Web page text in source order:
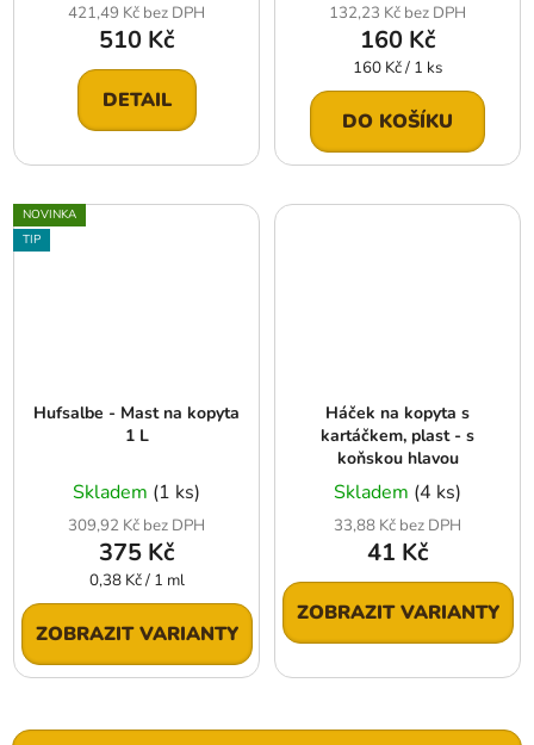
421,49 Kč bez DPH
510 Kč
DETAIL
132,23 Kč bez DPH
160 Kč
Měrná
cena:
160 Kč / 1 ks
DO KOŠÍKU
NOVINKA
TIP
Hufsalbe - Mast na kopyta
1 L
Skladem (1 ks)
309,92 Kč bez DPH
375 Kč
Měrná
cena:
0,38 Kč / 1 ml
ZOBRAZIT VARIANTY
Háček na kopyta s
kartáčkem, plast - s
koňskou hlavou
Skladem (4 ks)
33,88 Kč bez DPH
41 Kč
ZOBRAZIT VARIANTY